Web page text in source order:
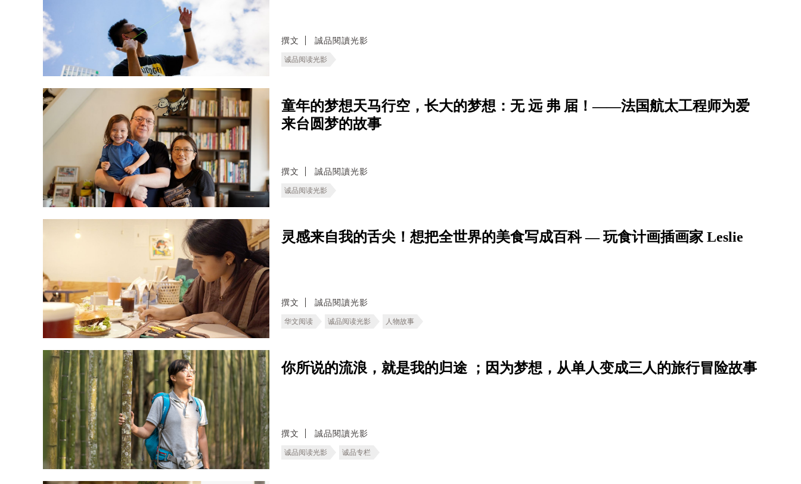
撰文 誠品閱讀光影
诚品阅读光影
童年的梦想天马行空，长大的梦想：无 远 弗 届！——法国航太工程师为爱
来台圆梦的故事
撰文 誠品閱讀光影
诚品阅读光影
灵感来自我的舌尖！想把全世界的美食写成百科 — 玩食计画插画家 Leslie
撰文 誠品閱讀光影
华文阅读 诚品阅读光影 人物故事
你所说的流浪，就是我的归途 ；因为梦想，从单人变成三人的旅行冒险故事
撰文 誠品閱讀光影
诚品阅读光影 诚品专栏